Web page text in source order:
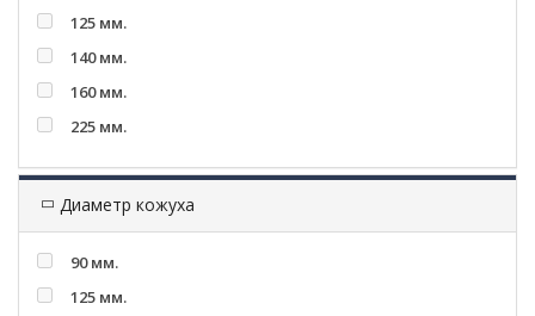
125 мм.
140 мм.
160 мм.
225 мм.
Диаметр кожуха
90 мм.
125 мм.